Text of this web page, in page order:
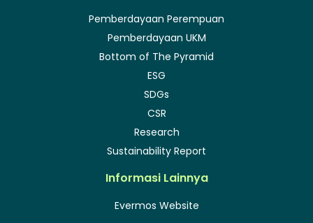
Pemberdayaan Perempuan
Pemberdayaan UKM
Bottom of The Pyramid
ESG
SDGs
CSR
Research
Sustainability Report
Informasi Lainnya
Evermos Website